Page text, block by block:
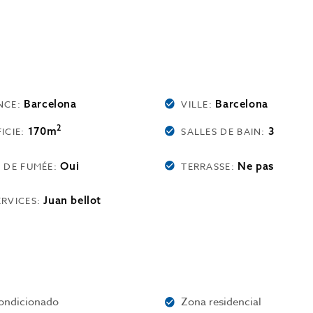
Barcelona VILLE: Barcelona
170m2 SALLES DE BAIN:3
DE FUMÉE:Oui TERRASSE: Ne pas
Juan bellot
Zona residencial